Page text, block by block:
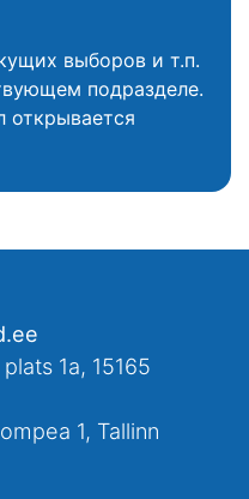
выборов и т.п.
подразделе.
открывается
1a, 15165
1, Tallinn